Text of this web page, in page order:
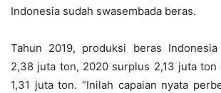
Indonesia sudah swasembada beras.
Tahun 2019, produksi beras
2,38 juta ton, 2020 surplus 2,13 juta ton
1,31 juta ton. “Inilah capaian nyata